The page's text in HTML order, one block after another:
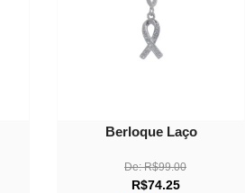
Berloque Laço
De:R$99.00
R$74.25